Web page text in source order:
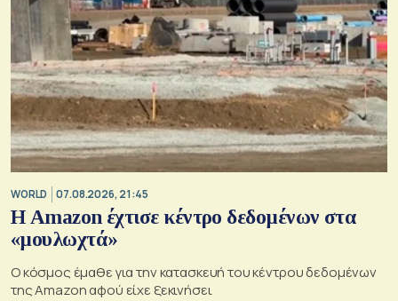
WORLD 07.08.2026, 21:45
Η Amazon έχτισε κέντρο δεδομένων στα
«μουλωχτά»
Ο κόσμος έμαθε για την κατασκευή του κέντρου δεδομένων
της Amazon αφού είχε ξεκινήσει